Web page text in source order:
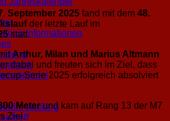
Informationen
Walking
September 2025 fand mit dem 48.
der letzte Lauf im
statt.
Arthur, Milan und Marius Altmann
dabei und freuten sich im Ziel, dass
Serie 2025 erfolgreich absolviert
Meterund kam auf Rang 13 der M7
Ziel.